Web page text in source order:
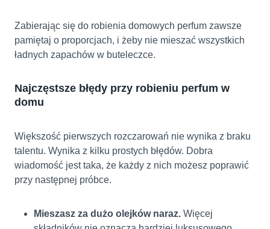
Zabierając się do robienia domowych perfum zawsze
pamiętaj o proporcjach, i żeby nie mieszać wszystkich
ładnych zapachów w buteleczce.
Najczęstsze błędy przy robieniu perfum w
domu
Większość pierwszych rozczarowań nie wynika z braku
talentu. Wynika z kilku prostych błędów. Dobra
wiadomość jest taka, że każdy z nich możesz poprawić
przy następnej próbce.
Mieszasz za dużo olejków naraz. Więcej